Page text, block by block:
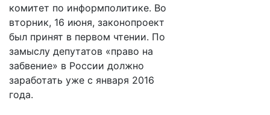
комитет по информполитике. Во
вторник, 16 июня, законопроект
был принят в первом чтении. По
замыслу депутатов «право на
забвение» в России должно
заработать уже с января 2016
года.